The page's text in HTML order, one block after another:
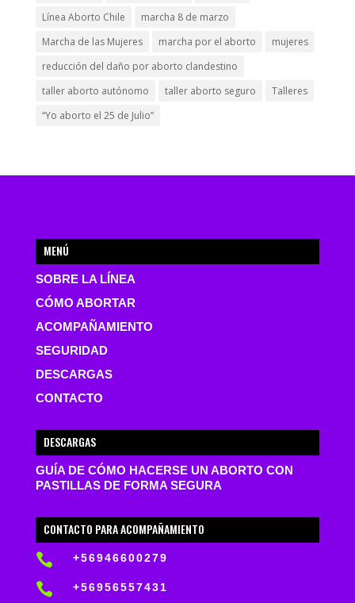
Línea Aborto Chile
marcha 8 de marzo
Marcha de las Mujeres
marcha por el aborto
mujeres
reducción del daño por aborto clandestino
taller aborto autónomo
taller aborto seguro
Talleres
“Yo aborto el 25 de Julio”
MENÚ
SOBRE LA LÍNEA
CÓMO ABORTAR
ACOMPAÑAMIENTO
SEGURIDAD
DESCARGAS
CONTACTO
DESCARGAS
GUÍA DE CÓMO HACERSE UN ABORTO CON
PASTILLAS DE FORMA SEGURA
CONTACTO PARA ACOMPAÑAMIENTO
 +56946600279
 +56956557431